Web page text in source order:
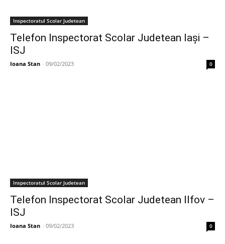
Inspectoratul Scolar Judetean
Telefon Inspectorat Scolar Judetean Iași –
ISJ
Ioana Stan - 09/02/2023 0
Inspectoratul Scolar Judetean
Telefon Inspectorat Scolar Judetean Ilfov –
ISJ
Ioana Stan - 09/02/2023 0